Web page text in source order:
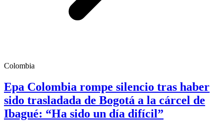
Colombia
Epa Colombia rompe silencio tras haber
sido trasladada de Bogotá a la cárcel de
Ibagué: “Ha sido un día difícil”